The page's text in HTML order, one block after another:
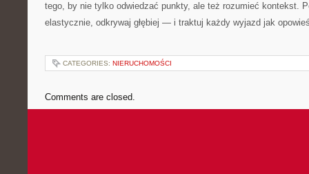
tego, by nie tylko odwiedzać punkty, ale też rozumieć kontekst.
elastycznie, odkrywaj głębiej — i traktuj każdy wyjazd jak
CATEGORIES: NIERUCHOMOŚCI
Comments are closed.